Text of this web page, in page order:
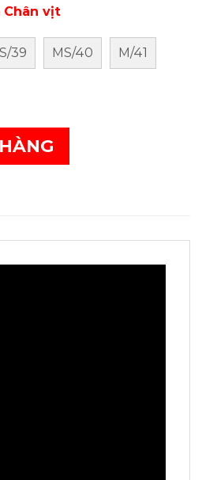
Chân vịt
S/39 MS/40 M/41